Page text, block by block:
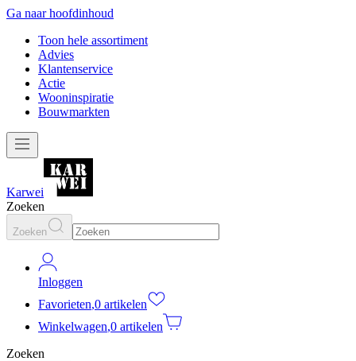
Ga naar hoofdinhoud
Toon hele assortiment
Advies
Klantenservice
Actie
Wooninspiratie
Bouwmarkten
Karwei
Zoeken
Zoeken
Inloggen
Favorieten,0 artikelen
Winkelwagen,0 artikelen
Zoeken